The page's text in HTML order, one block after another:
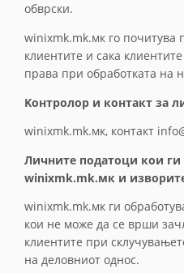
обврски.
winixmk.mk.мк го почитува
клиентите и сака
права при обработката на
Kонтролор и контакт за
winixmk.mk.мк, контакт
Личните податоци кои ги
winixmk.mk.мк и
winixmk.mk.мк ги
кои не може да се врши
клиентите при
на деловниот однос.